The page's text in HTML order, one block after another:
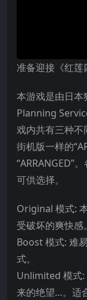
准备迎接《红莲
本游戏是由日本
Planning
戏内共有三种不
街机版一样的
“ARRANGED”
可供选择。
Original 模式:
受破坏的爽快感。
Boost 模式: 难
式。
Unlimited 模式:
来的绝望…。适